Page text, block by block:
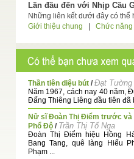
Lần đầu đến với Nhịp Cầu
Những liên kết dưới đây có thể
Giới thiệu chung
Chức năng
Thần tiên diệu bút /Đạt Tường
Năm 1967, cách nay 40 năm,
Đấng Thiêng Liêng đầu tiên đã
Nữ sĩ Đoàn Thị Điểm trước và
Phổ Độ / Trần Thị Tố Nga
Đoàn Thị Điểm hiệu Hồng
Bang Tang, quê làng Hiếu
Phạm ...